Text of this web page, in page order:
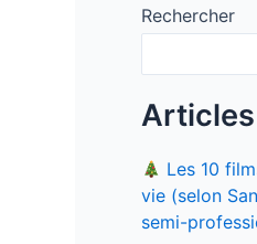
Rechercher
Les 10
vie (selon
semi-